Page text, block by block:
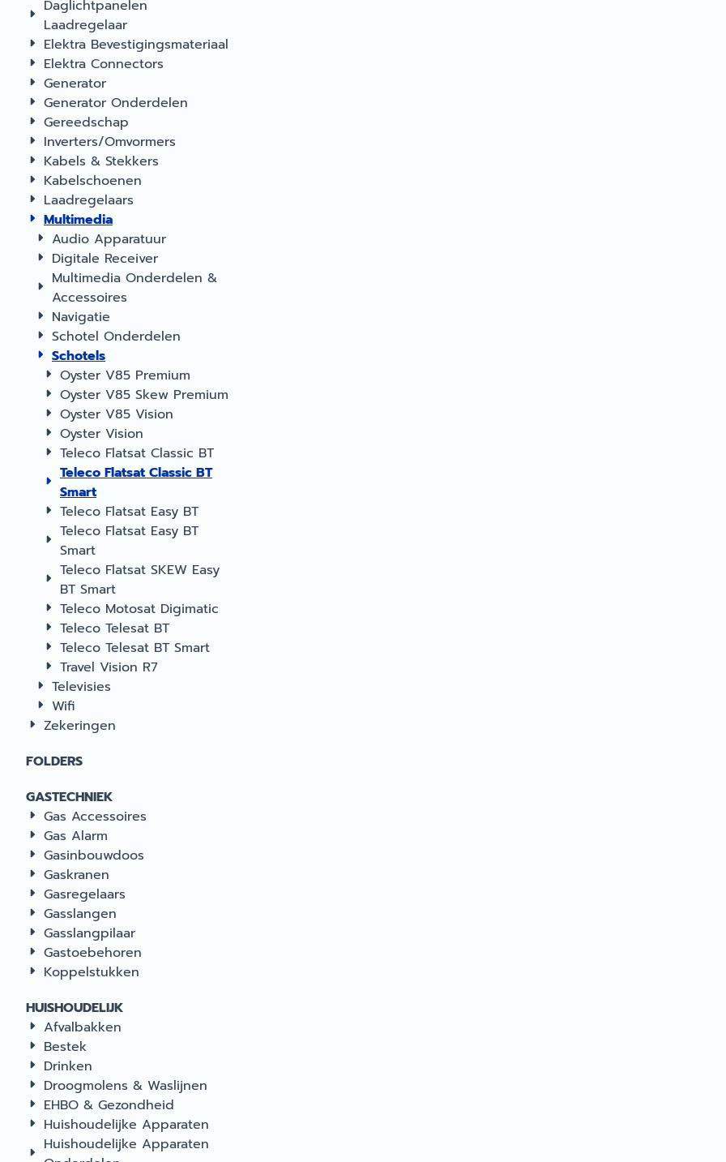
Daglichtpanelen
Laadregelaar
Elektra Bevestigingsmateriaal
Elektra Connectors
Generator
Generator Onderdelen
Gereedschap
Inverters/Omvormers
Kabels & Stekkers
Kabelschoenen
Laadregelaars
Multimedia
Audio Apparatuur
Digitale Receiver
Multimedia Onderdelen &
Accessoires
Navigatie
Schotel Onderdelen
Schotels
Oyster V85 Premium
Oyster V85 Skew Premium
Oyster V85 Vision
Oyster Vision
Teleco Flatsat Classic BT
Teleco Flatsat Classic BT
Smart
Teleco Flatsat Easy BT
Teleco Flatsat Easy BT
Smart
Teleco Flatsat SKEW Easy
BT Smart
Teleco Motosat Digimatic
Teleco Telesat BT
Teleco Telesat BT Smart
Travel Vision R7
Televisies
Wifi
Zekeringen
FOLDERS
GASTECHNIEK
Gas Accessoires
Gas Alarm
Gasinbouwdoos
Gaskranen
Gasregelaars
Gasslangen
Gasslangpilaar
Gastoebehoren
Koppelstukken
HUISHOUDELIJK
Afvalbakken
Bestek
Drinken
Droogmolens & Waslijnen
EHBO & Gezondheid
Huishoudelijke Apparaten
Huishoudelijke Apparaten